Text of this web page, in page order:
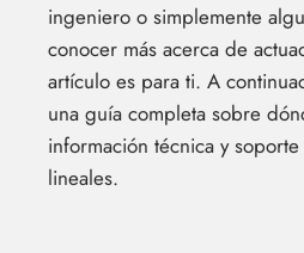
ingeniero o simplemente
conocer más acerca de
artículo es para ti. A
una guía completa sobre
información técnica y
lineales.